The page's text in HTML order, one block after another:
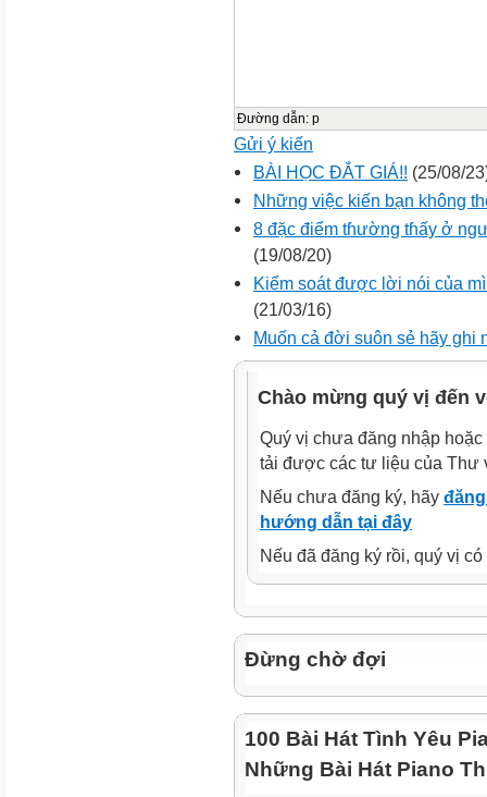
Đường dẫn: p
Gửi ý kiến
BÀI HỌC ĐẮT GIÁ!! (25/08/
Những việc kiến bạn không
8 đặc điểm tɦường tɦấy ở
(19/08/20)
Kiểm soát được lời nói của
(21/03/16)
Muốn cả đời suôn sẻ hãy
Chào mừng quý vị đến
Quý vị chưa đăng nhập
tải được các tư liệu của Thư
Nếu chưa đăng ký, hãy
hướng dẫn tại đây
Nếu đã đăng ký rồi, quý vị
Đừng chờ đợi
100 Bài Hát Tình Yêu
Những Bài Hát Piano